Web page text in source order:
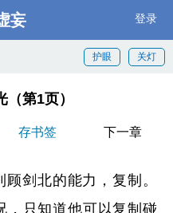
妄 登录
关灯
护眼
第1页）
存书签 下一章
剑北的能力，复制。
，只知道他可以复制碰